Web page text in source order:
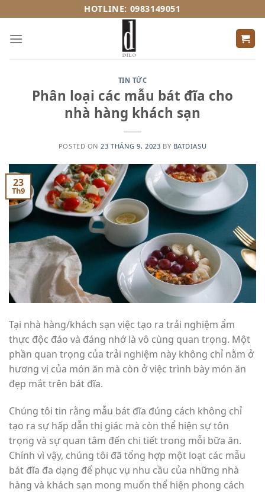
to
content
HOTLINE: 0983149051
TIN TỨC
Phân loại các mẫu bát đĩa cho
nhà hàng khách sạn
POSTED ON 23 THÁNG 9, 2023 BY BATDIASU
23
Th9
Tại nhà hàng/khách sạn việc tạo ra trải nghiệm ẩm
thực độc đáo và đáng nhớ là vô cùng quan trọng. Một
phần quan trọng của trải nghiệm này không chỉ nằm ở
hương vị của món ăn mà còn ở việc trình bày món ăn
đẹp mắt trên bát đĩa.
Chúng tôi tin rằng mẫu bát đĩa đúng cách không chỉ
tạo ra sự hấp dẫn thị giác mà còn thể hiện sự tôn
trọng và sự quan tâm đến chi tiết trong mỗi bữa ăn.
Chính vì vậy, chúng tôi đã tổng hợp một loạt các mẫu
bát đĩa đa dạng để phục vụ nhu cầu của những nhà
hàng và khách sạn mong muốn thể hiện phong cách